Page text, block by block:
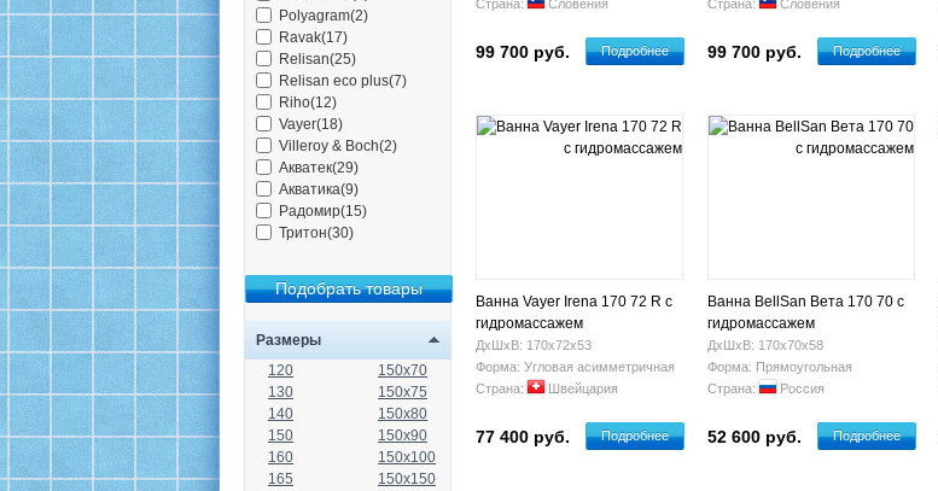
Polyagram(2)
Ravak(17)
Relisan(25)
Relisan eco plus(7)
Riho(12)
Vayer(18)
Villeroy & Boch(2)
Акватек(29)
Акватика(9)
Радомир(15)
Тритон(30)
Размеры
120
130
140
150
160
165
150x70
150x75
150x80
150x90
150x100
150x150
Страна:
Словения
99 700 руб. Подробнее
Страна:
Словения
99 700 руб. Подробнее
Ванна Vayer Irena 170 72 R с
гидромассажем
ДхШхВ: 170х72х53
Форма: Угловая асимметричная
Страна:
Швейцария
77 400 руб. Подробнее
Ванна BellSan Вета 170 70 с
гидромассажем
ДхШхВ: 170х70х58
Форма: Прямоугольная
Страна:
Россия
52 600 руб. Подробнее